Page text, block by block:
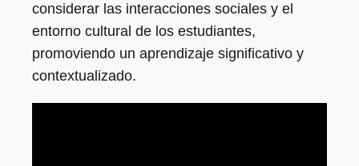
considerar las interacciones sociales y el
entorno cultural de los estudiantes,
promoviendo un aprendizaje significativo y
contextualizado.